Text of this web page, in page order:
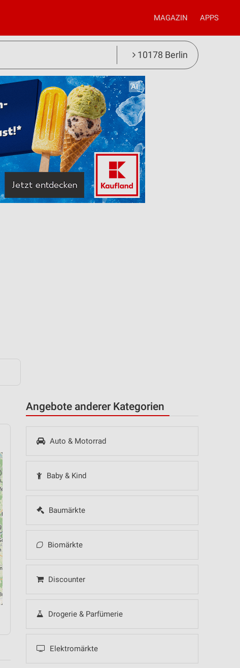
MAGAZIN APPS
10178 Berlin
Angebote anderer Kategorien
Auto & Motorrad
Baby & Kind
Baumärkte
Biomärkte
Discounter
Drogerie & Parfümerie
Elektromärkte